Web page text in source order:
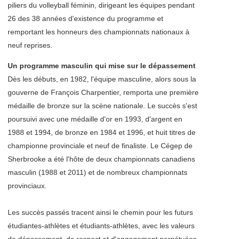
piliers du volleyball féminin, dirigeant les équipes pendant
26 des 38 années d'existence du programme et
remportant les honneurs des championnats nationaux à
neuf reprises.
Un programme masculin qui mise sur le dépassement
Dès les débuts, en 1982, l'équipe masculine, alors sous la
gouverne de François Charpentier, remporta une première
médaille de bronze sur la scène nationale. Le succès s'est
poursuivi avec une médaille d'or en 1993, d'argent en
1988 et 1994, de bronze en 1984 et 1996, et huit titres de
championne provinciale et neuf de finaliste. Le Cégep de
Sherbrooke a été l'hôte de deux championnats canadiens
masculin (1988 et 2011) et de nombreux championnats
provinciaux.
Les succès passés tracent ainsi le chemin pour les futurs
étudiantes-athlètes et étudiants-athlètes, avec les valeurs